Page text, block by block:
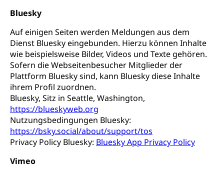
Bluesky
Auf einigen Seiten werden Meldungen aus dem
Dienst Bluesky eingebunden. Hierzu können Inhalte
wie beispielsweise Bilder, Videos und Texte gehören.
Sofern die Webseitenbesucher Mitglieder der
Plattform Bluesky sind, kann Bluesky diese Inhalte
ihrem Profil zuordnen.
Bluesky, Sitz in Seattle, Washington,
https://blueskyweb.org
Nutzungsbedingungen Bluesky:
https://bsky.social/about/support/tos
Privacy Policy Bluesky: Bluesky App Privacy Policy
Vimeo